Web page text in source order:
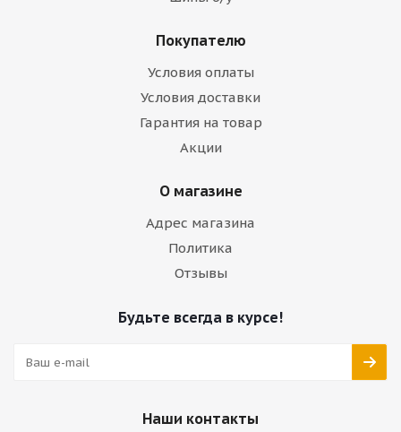
Покупателю
Условия оплаты
Условия доставки
Гарантия на товар
Акции
О магазине
Адрес магазина
Политика
Отзывы
Будьте всегда в курсе!
Наши контакты